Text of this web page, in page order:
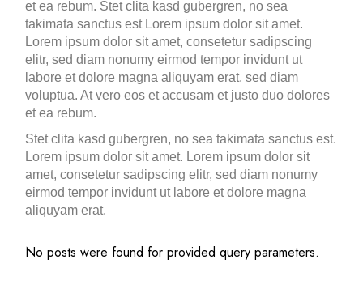
et ea rebum. Stet clita kasd gubergren, no sea
takimata sanctus est Lorem ipsum dolor sit amet.
Lorem ipsum dolor sit amet, consetetur sadipscing
elitr, sed diam nonumy eirmod tempor invidunt ut
labore et dolore magna aliquyam erat, sed diam
voluptua. At vero eos et accusam et justo duo dolores
et ea rebum.
Stet clita kasd gubergren, no sea takimata sanctus est.
Lorem ipsum dolor sit amet. Lorem ipsum dolor sit
amet, consetetur sadipscing elitr, sed diam nonumy
eirmod tempor invidunt ut labore et dolore magna
aliquyam erat.
No posts were found for provided query parameters.